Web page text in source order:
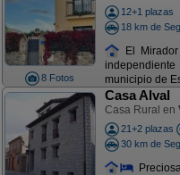
8 Fotos
12+1 plazas
18 km de
El
municipio de
Casa Alval
Casa Rural en
21+2 plazas
30 km de